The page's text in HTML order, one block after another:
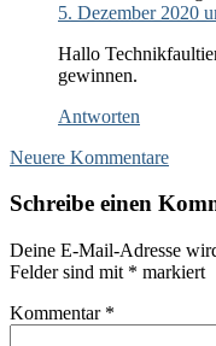
5. Dezember 2020
Hallo
gewinnen.
Antworten
Kommentar-
Navigation
Neuere Kommentare
Schreibe einen
Deine E-Mail-Adresse
Felder sind mit * markiert
Kommentar *